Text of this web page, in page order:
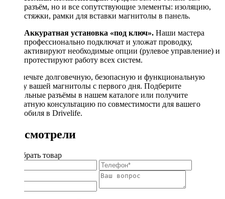
разъём, но и все сопутствующие элементы: изоляцию,
стяжки, рамки для вставки магнитолы в панель.
Аккуратная установка «под ключ». Наши мастера
профессионально подключат и уложат проводку,
активируют необходимые опции (рулевое управление) и
протестируют работу всех систем.
Обеспечьте долговечную, безопасную и функциональную
работу вашей магнитолы с первого дня. Подберите
правильные разъёмы в нашем каталоге или получите
бесплатную консультацию по совместимости для вашего
автомобиля в Drivelife.
Вы смотрели
Подобрать товар